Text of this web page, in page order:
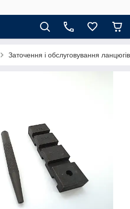
Заточення і обслуговування